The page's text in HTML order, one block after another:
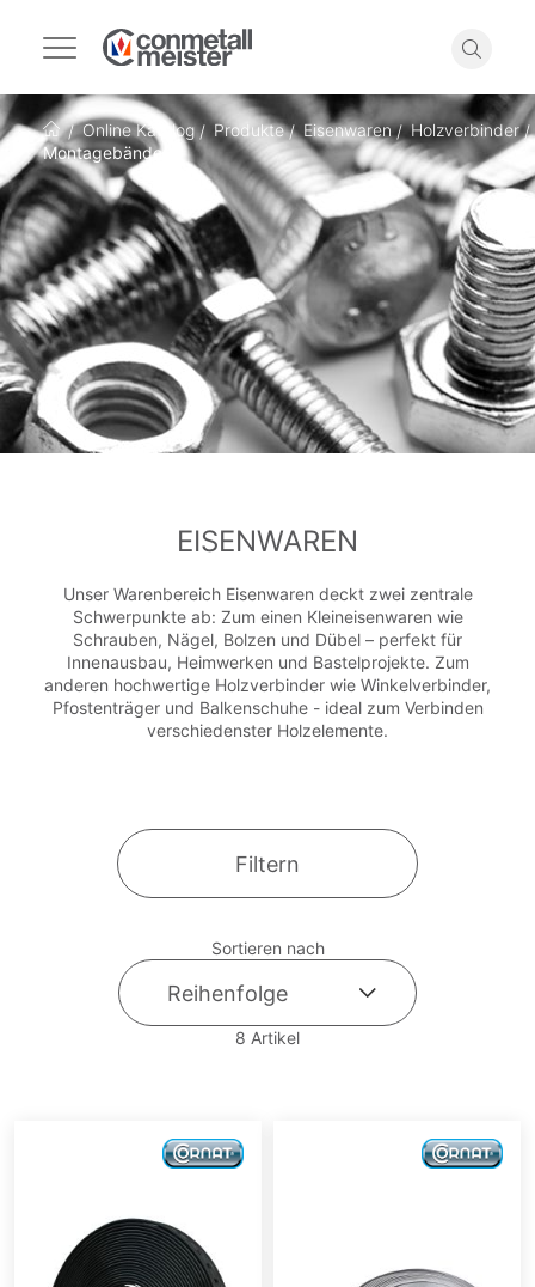
Navigation
umschalten
Suche
StartseiteOnline Katalog Produkte Eisenwaren
Holzverbinder
Montagebänder
EISENWAREN
Unser Warenbereich Eisenwaren deckt zwei zentrale
Schwerpunkte ab: Zum einen Kleineisenwaren wie
Schrauben, Nägel, Bolzen und Dübel – perfekt für
Innenausbau, Heimwerken und Bastelprojekte. Zum
anderen hochwertige Holzverbinder wie Winkelverbinder,
Pfostenträger und Balkenschuhe - ideal zum Verbinden
verschiedenster Holzelemente.
8 Artikel
Sortieren nach
Filtern